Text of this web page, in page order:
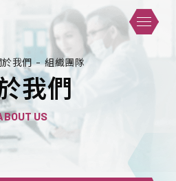
於我們 組織團隊
我們
US